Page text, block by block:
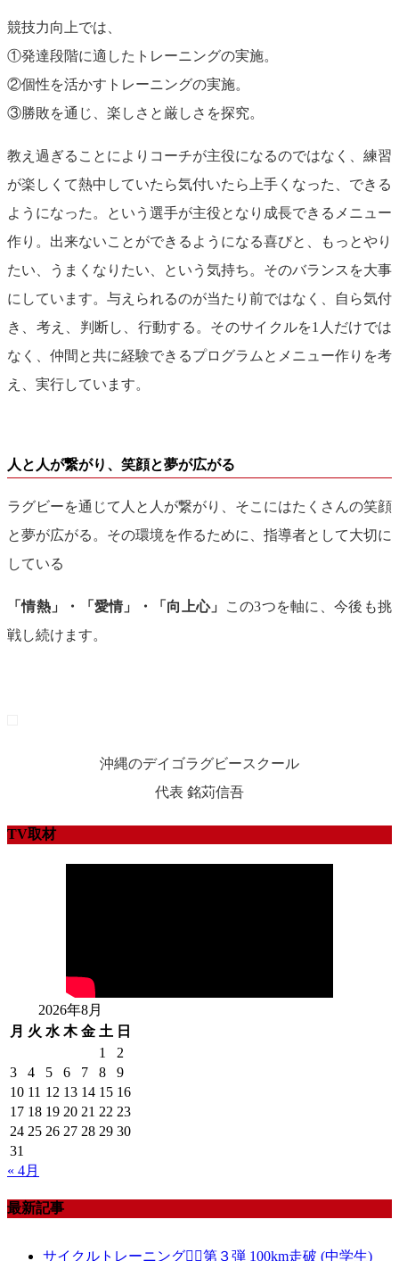
競技力向上では、
①発達段階に適したトレーニングの実施。
②個性を活かすトレーニングの実施。
③勝敗を通じ、楽しさと厳しさを探究。
教え過ぎることによりコーチが主役になるのではなく、練習
が楽しくて熱中していたら気付いたら上手くなった、できる
ようになった。という選手が主役となり成長できるメニュー
作り。出来ないことができるようになる喜びと、もっとやり
たい、うまくなりたい、という気持ち。そのバランスを大事
にしています。与えられるのが当たり前ではなく、自ら気付
き、考え、判断し、行動する。そのサイクルを1人だけでは
なく、仲間と共に経験できるプログラムとメニュー作りを考
え、実行しています。
人と人が繋がり、笑顔と夢が広がる
ラグビーを通じて人と人が繋がり、そこにはたくさんの笑顔
と夢が広がる。その環境を作るために、指導者として大切に
している
「情熱」・「愛情」・「向上心」
この3つを軸に、今後も挑
戦し続けます。
沖縄のデイゴラグビースクール
代表 銘苅信吾
TV取材
2026年8月
月 火 水 木 金 土 日
1
2
3
4 5 6 7 8
9
10 11 12 13 14 15 16
17 18 19 20 21 22 23
24 25 26 27 28 29 30
31
« 4月
最新記事
サイクルトレーニング🚴‍♀️第３弾 100km走破 (中学生)